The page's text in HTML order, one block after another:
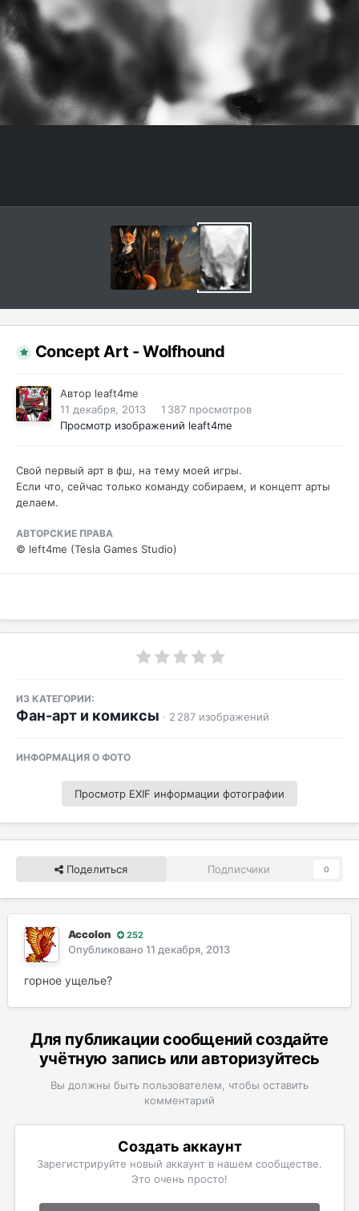
Concept Art - Wolfhound
Автор leaft4me
11 декабря, 2013
1 387 просмотров
Просмотр изображений leaft4me
Свой первый арт в фш, на тему моей игры.
Если что, сейчас только команду собираем, и концепт арты
делаем.
АВТОРСКИЕ ПРАВА
© left4me (Tesla Games Studio)
ИЗ КАТЕГОРИИ:
Фан-арт и комиксы · 2 287 изображений
ИНФОРМАЦИЯ О ФОТО
Просмотр EXIF информации фотографии
Поделиться Подписчики 0
Accolon 252
Опубликовано 11 декабря, 2013
горное ущелье?
Для публикации сообщений создайте
учётную запись или авторизуйтесь
Вы должны быть пользователем, чтобы оставить
комментарий
Создать аккаунт
Зарегистрируйте новый аккаунт в нашем сообществе.
Это очень просто!